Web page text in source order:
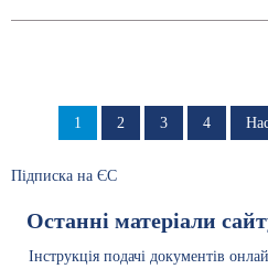
Сторінка
1 Сторінка
2 Сторінка
3 Сторінка
4
Підписка на ЄС
Останні матеріали
Інструкція подачі документів